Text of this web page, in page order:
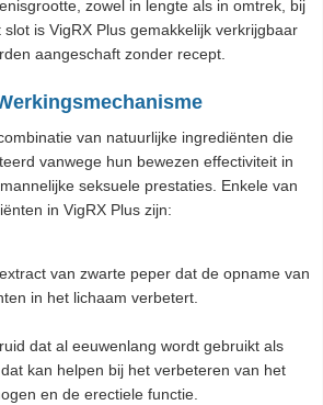
zowel in lengte als in omtrek, bij
is VigRX Plus gemakkelijk verkrijgbaar
aangeschaft zonder recept.
van natuurlijke ingrediënten die
vanwege hun bewezen effectiviteit in
seksuele prestaties. Enkele van
in VigRX Plus zijn:
van zwarte peper dat de opname van
in het lichaam verbetert.
dat al eeuwenlang wordt gebruikt als
kan helpen bij het verbeteren van het
en de erectiele functie.